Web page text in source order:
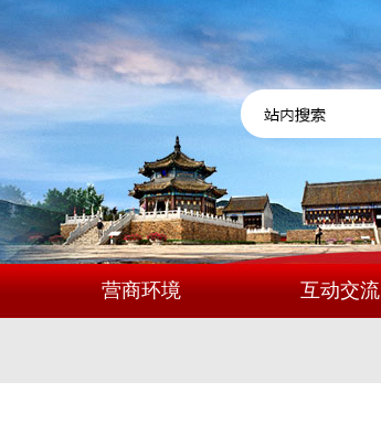
营商环境 互动交流